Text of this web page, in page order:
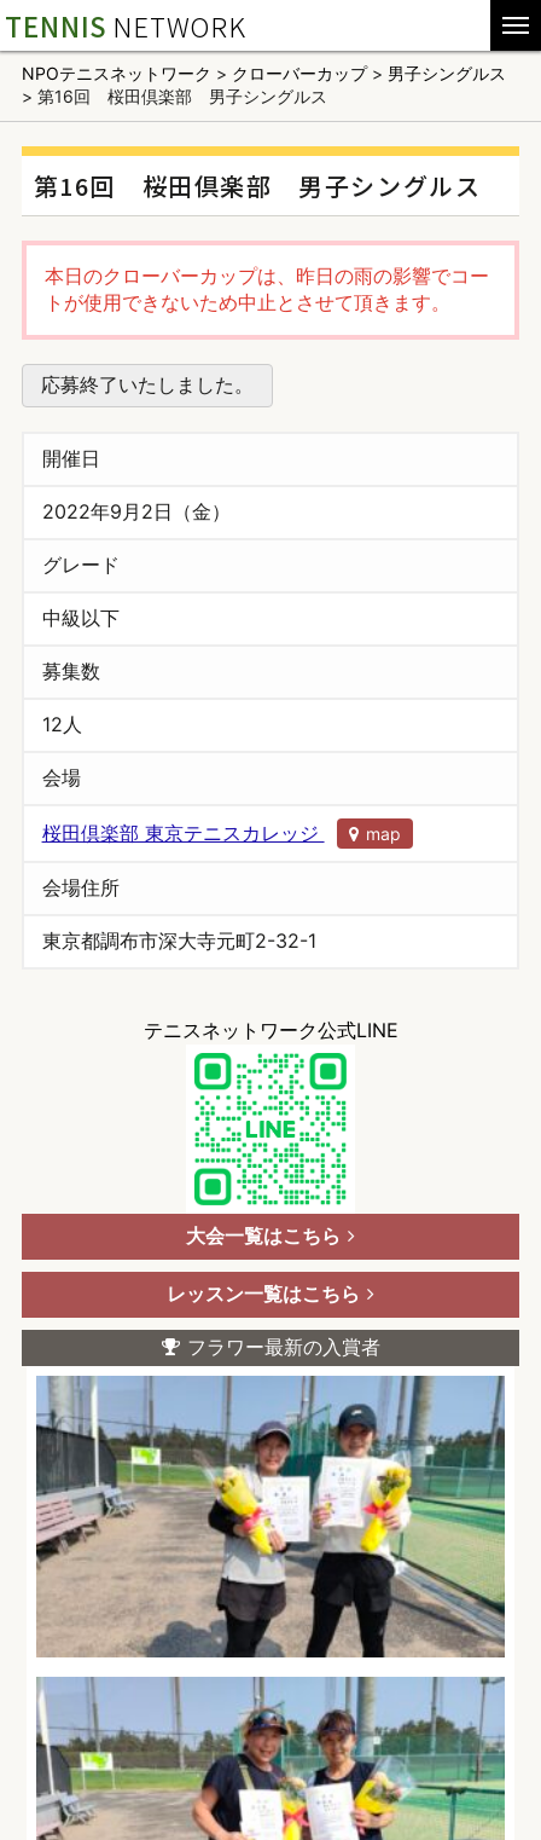
TENNIS NETWORK
NPOテニスネットワーク > クローバーカップ> 男子シングルス
> 第16回 桜田倶楽部 男子シングルス
第16回 桜田倶楽部 男子シングルス
本日のクローバーカップは、昨日の雨の影響でコー
トが使用できないため中止とさせて頂きます。
応募終了いたしました。
開催日
2022年9月2日（金）
グレード
中級以下
募集数
12人
会場
桜田倶楽部 東京テニスカレッジ map
会場住所
東京都調布市深大寺元町2-32-1
テニスネットワーク公式LINE
大会一覧はこちら
レッスン一覧はこちら
フラワー最新の入賞者